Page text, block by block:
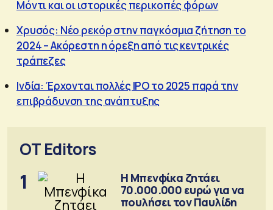
Μόντι και οι ιστορικές περικοπές φόρων
Χρυσός: Νέο ρεκόρ στην παγκόσμια ζήτηση το
2024 – Ακόρεστη η όρεξη από τις κεντρικές
τράπεζες
Ινδία: Έρχονται πολλές IPO τo 2025 παρά την
επιβράδυνση της ανάπτυξης
OT Editors
1
Η Μπενφίκα ζητάει
70.000.000 ευρώ για να
πουλήσει τον Παυλίδη